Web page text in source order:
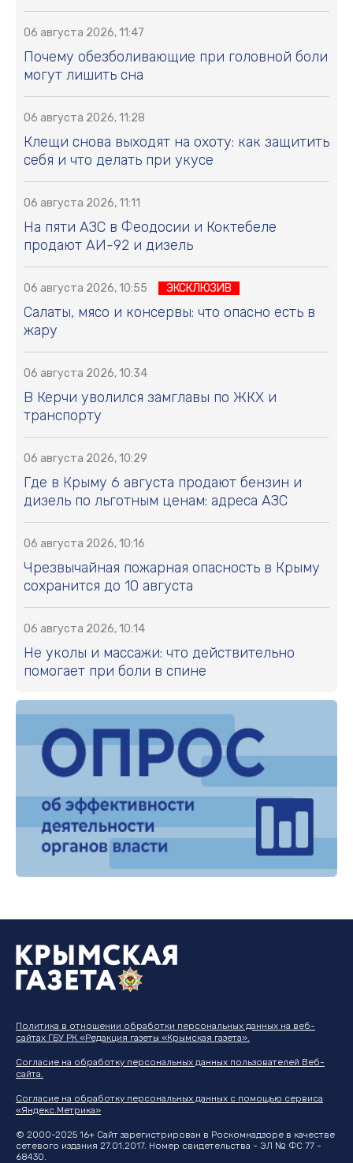
06 августа 2026, 11:47
Почему обезболивающие при головной боли
могут лишить сна
06 августа 2026, 11:28
Клещи снова выходят на охоту: как защитить
себя и что делать при укусе
06 августа 2026, 11:11
На пяти АЗС в Феодосии и Коктебеле
продают АИ-92 и дизель
06 августа 2026, 10:55 ЭКСКЛЮЗИВ
Салаты, мясо и консервы: что опасно есть в
жару
06 августа 2026, 10:34
В Керчи уволился замглавы по ЖКХ и
транспорту
06 августа 2026, 10:29
Где в Крыму 6 августа продают бензин и
дизель по льготным ценам: адреса АЗС
06 августа 2026, 10:16
Чрезвычайная пожарная опасность в Крыму
сохранится до 10 августа
06 августа 2026, 10:14
Не уколы и массажи: что действительно
помогает при боли в спине
Политика в отношении обработки персональных данных на веб-
сайтах ГБУ РК «Редакция газеты «Крымская газета».
Согласие на обработку персональных данных пользователей Веб-
сайта.
Согласие на обработку персональных данных с помощью сервиса
«Яндекс.Метрика»
© 2000-2025 16+ Сайт зарегистрирован в Роскомнадзоре в качестве
сетевого издания 27.01.2017. Номер свидетельства - ЭЛ № ФС 77 -
68430.